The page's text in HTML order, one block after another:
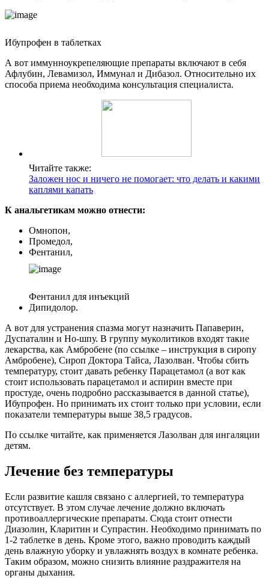
Ибупрофен в таблетках
А вот иммунноукрепеляющие препараты включают в себя
Афлубин, Левамизол, Иммунал и Дибазол. Относительно их
способа приема необходима консультация специалиста.
Читайте также:
Заложен нос и ничего не помогает: что делать и какими
каплями капать
К анальгетикам можно отнести:
Омнопон,
Промедол,
Фентанил,
Фентанил для инъекций
Дипидолор.
А вот для устранения спазма могут назначить Папаверин,
Дуспаталин и Но-шпу. В группу муколитиков входят такие
лекарства, как Амбробене (по ссылке – инструкция в сиропу
Амбробене), Сироп Доктора Тайса, Лазолван. Чтобы сбить
температуру, стоит давать ребенку Парацетамол (а вот как
стоит использовать парацетамол и аспирин вместе при
простуде, очень подробно рассказывается в данной статье),
Ибупрофен. Но принимать их стоит только при условии, если
показатели температуры выше 38,5 градусов.
По ссылке читайте, как применяется Лазолван для ингаляции
детям.
Лечение без температуры
Если развитие кашля связано с аллергией, то температура
отсутствует. В этом случае лечение должно включать
противоаллергические препараты. Сюда стоит отнести
Диазолин, Кларитин и Супрастин. Необходимо принимать по
1-2 таблетке в день. Кроме этого, важно проводить каждый
день влажную уборку и увлажнять воздух в комнате ребенка.
Таким образом, можно снизить влияние раздражителя на
органы дыхания.